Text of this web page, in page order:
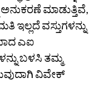
ಅನುಕರಣೆ ಮಾಡುತ್ತಿವೆ,
ಇಲ್ಲದೆ ವಸ್ತುಗಳನ್ನು
ಎಐ
ಬಳಸಿ ತಮ್ಮ
ವಿವೇಕ್‌